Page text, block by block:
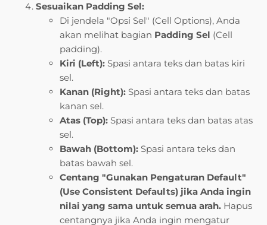
Sesuaikan Padding Sel:
Di jendela "Opsi Sel" (Cell Options), Anda
akan melihat bagian Padding Sel (Cell
padding).
Kiri (Left): Spasi antara teks dan batas kiri
sel.
Kanan (Right): Spasi antara teks dan batas
kanan sel.
Atas (Top): Spasi antara teks dan batas atas
sel.
Bawah (Bottom): Spasi antara teks dan
batas bawah sel.
Centang "Gunakan Pengaturan Default"
(Use Consistent Defaults) jika Anda ingin
nilai yang sama untuk semua arah. Hapus
centangnya jika Anda ingin mengatur